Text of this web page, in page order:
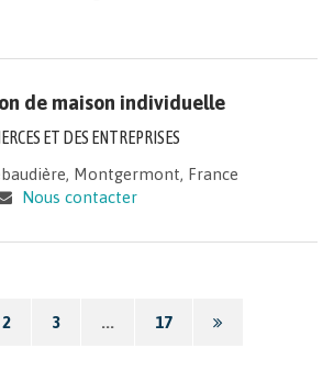
de maison individuelle
ET DES ENTREPRISES
Montgermont, France
Nous contacter
2 3 ... 17
Page